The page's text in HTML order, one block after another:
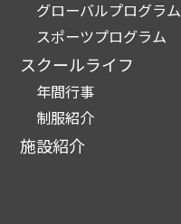
グローバルプログラム
スポーツプログラム
スクールライフ
年間行事
制服紹介
施設紹介